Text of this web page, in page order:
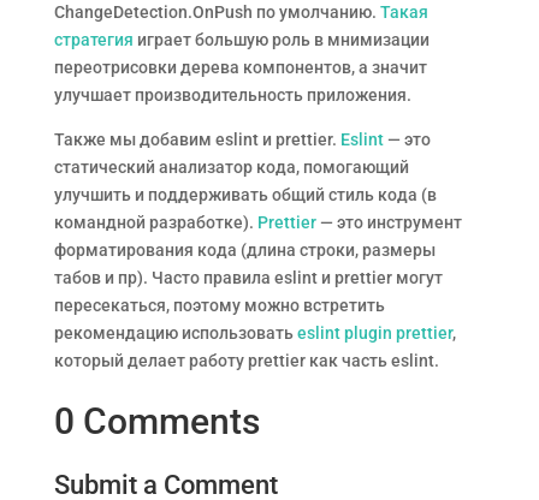
ChangeDetection.OnPush по умолчанию. Такая
стратегия играет большую роль в мнимизации
переотрисовки дерева компонентов, а значит
улучшает производительность приложения.
Также мы добавим eslint и prettier. Eslint— это
статический анализатор кода, помогающий
улучшить и поддерживать общий стиль кода (в
командной разработке). Prettier— это инструмент
форматирования кода (длина строки, размеры
табов и пр). Часто правила eslint и prettier могут
пересекаться, поэтому можно встретить
рекомендацию использоватьeslint plugin prettier,
который делает работу prettier как часть eslint.
0 Comments
Submit a Comment